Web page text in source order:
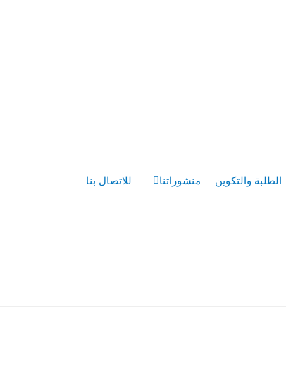
الطلبة والتكوين منشوراتنا للاتصال بنا